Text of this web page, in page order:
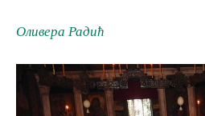
Оливера Радић